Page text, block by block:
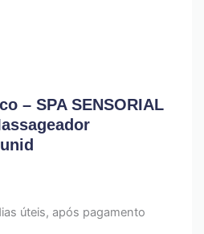
– SPA SENSORIAL
úteis, após pagamento